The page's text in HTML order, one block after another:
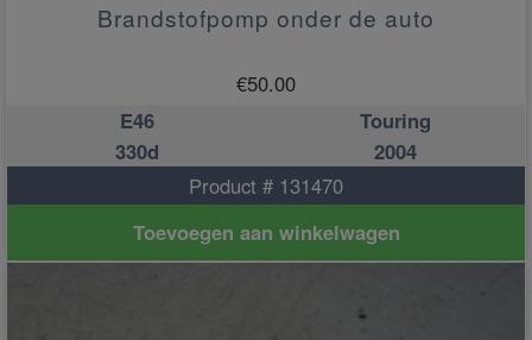
Brandstofpomp onder de auto
€50.00
E46
Touring
330d
2004
Product # 131470
Toevoegen aan winkelwagen